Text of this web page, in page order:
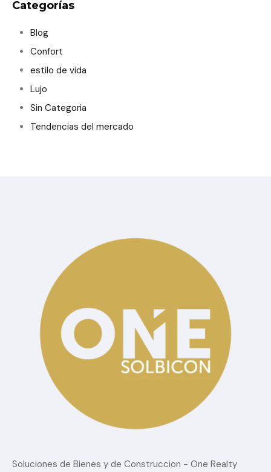
Categorías
Blog
Confort
estilo de vida
Lujo
Sin Categoria
Tendencias del mercado
Soluciones de Bienes y de Construccion - One Realty